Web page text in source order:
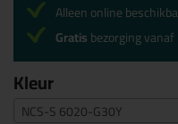
Kleur
NCS-S 6020-G30Y
Alleen online
Gratisbezorging